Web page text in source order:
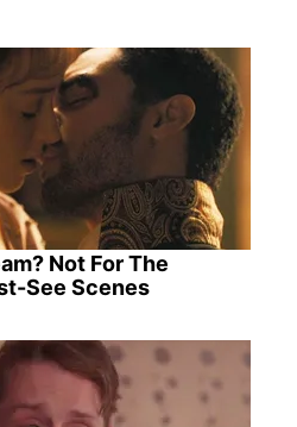
Not For The
See Scenes